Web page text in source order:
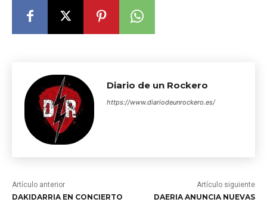
Diario de un Rockero
https://www.diariodeunrockero.es/
Artículo anterior
DAKIDARRIA EN CONCIERTO
Artículo siguiente
DAERIA ANUNCIA NUEVAS